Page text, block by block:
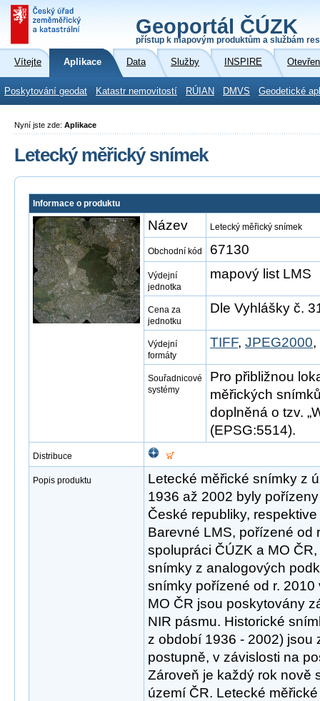
Geoportál ČÚZK
přístup k mapovým produktům a službám
Vítejte Aplikace Data Služby INSPIRE
Poskytování geodat Katastr nemovitostí RÚIAN DMVS Geodetické
Nyní jste zde: Aplikace
Letecký měřický snímek
Informace o produktu
Název Letecký měřický snímek
Obchodní kód 67130
Výdejní
jednotka
mapový list LMS
Cena za
jednotku
Dle Vyhlášky č.
Výdejní
formáty
TIFF, JPEG2000,
Souřadnicové
systémy
Pro přibližnou
měřických
doplněná o tzv.
(EPSG:5514).
Distribuce
Popis produktu
Letecké měřické snímky z
1936 až 2002 byly
České republiky,
Barevné LMS, pořízené od
spolupráci ČÚZK a MO
snímky z analogových
snímky pořízené od r.
MO ČR jsou poskytovány
NIR pásmu. Historické
z období 1936 - 2002) jsou
postupně, v závislosti na
Zároveň je každý rok nově
území ČR. Letecké